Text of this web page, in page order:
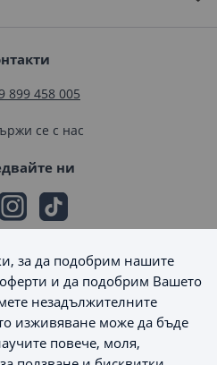
899 458 005
се с нас
ни
на плащане
за да подобрим нашите
и да подобрим Вашето
незадължителните
изживяване може да бъде
повече, моля,